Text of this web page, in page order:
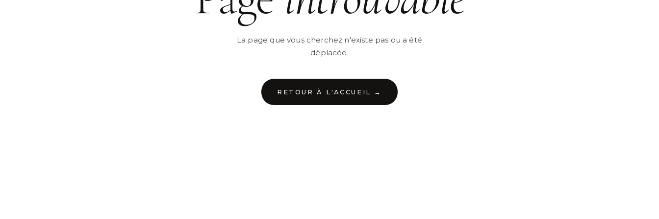
La page que vous cherchez n'existe pas ou a été
déplacée.
RETOUR À L'ACCUEIL →